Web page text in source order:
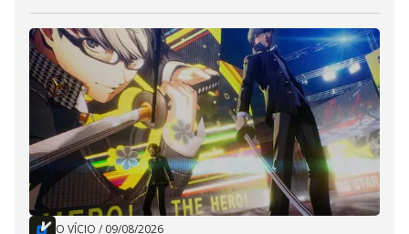
O VÍCIO / 09/08/2026